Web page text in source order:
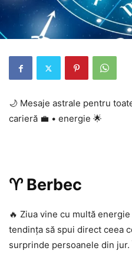
🌙 Mesaje astrale pentru
carieră 💼 • energie 🌟
♈ Berbec
🔥 Ziua vine cu multă
tendința să spui direct ceea
surprinde persoanele din